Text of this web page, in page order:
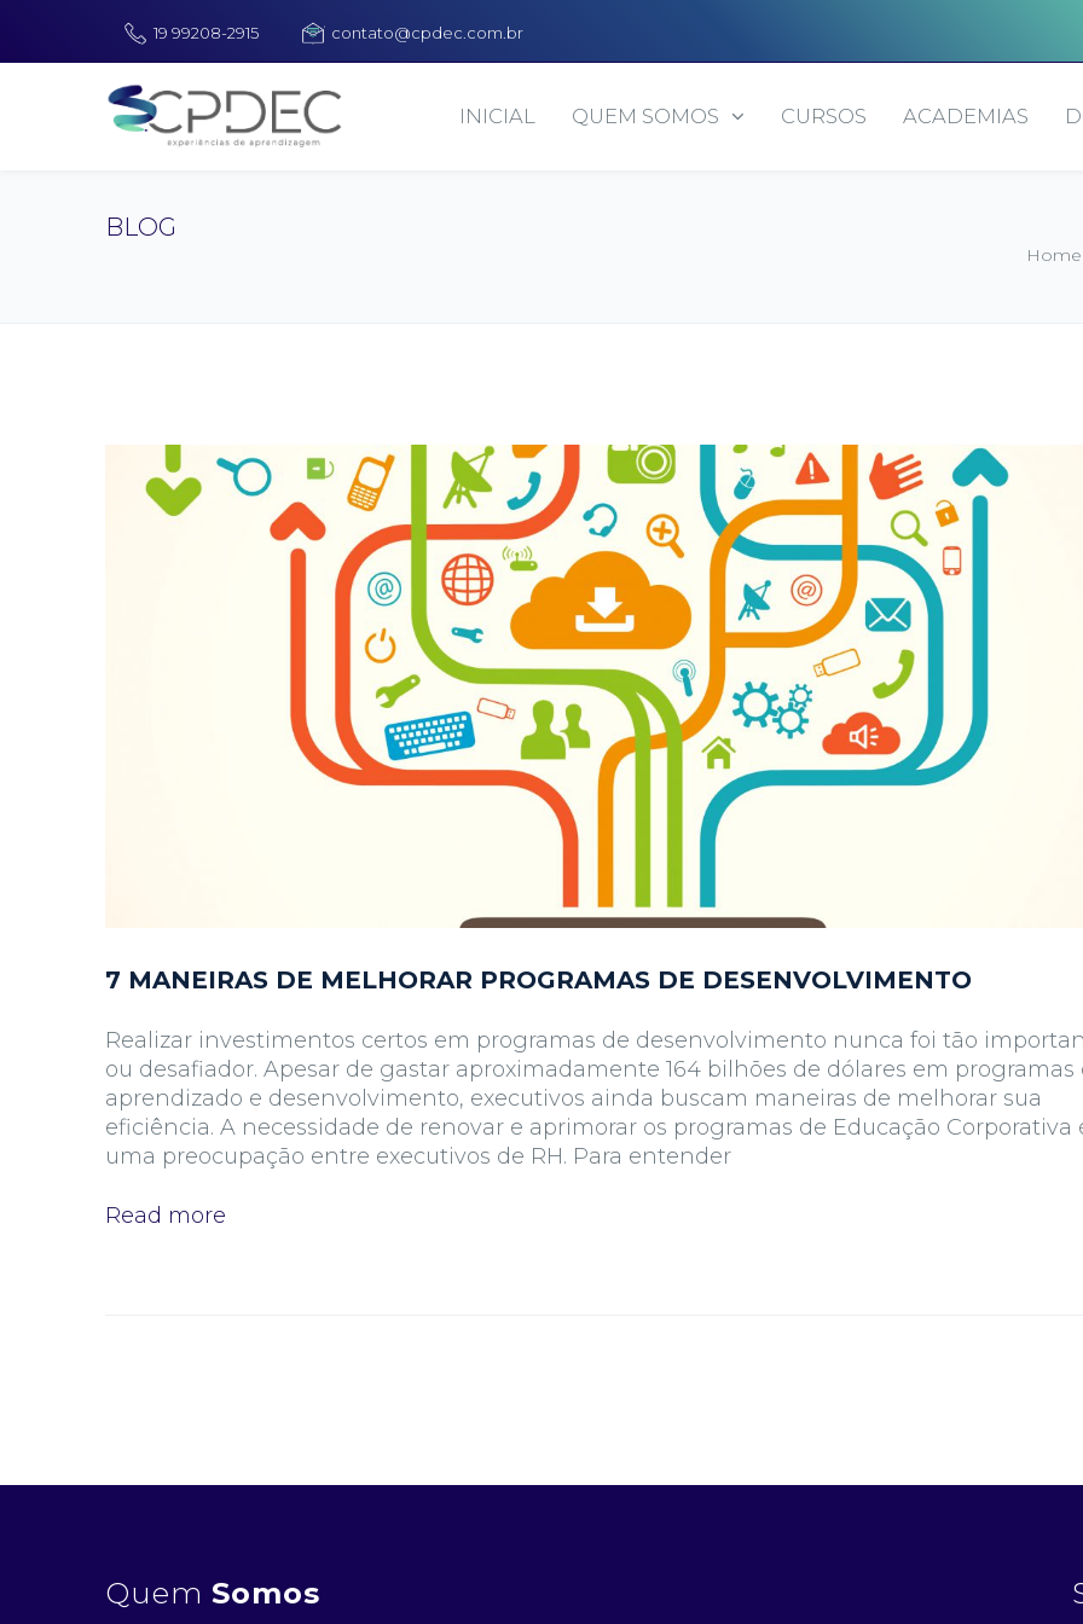
19 99208-2915 contato@cpdec.com.br
INICIAL QUEM SOMOS CURSOS ACADEMIAS
BLOG
Home
7 MANEIRAS DE MELHORAR PROGRAMAS DE DESENVOLVIMENTO
Realizar investimentos certos em programas de desenvolvimento nunca foi tão
ou desafiador. Apesar de gastar aproximadamente 164 bilhões de dólares em programas
aprendizado e desenvolvimento, executivos ainda buscam maneiras de melhorar sua
eficiência. A necessidade de renovar e aprimorar os programas de Educação Corporativa
uma preocupação entre executivos de RH. Para entender
Read more
Quem Somos